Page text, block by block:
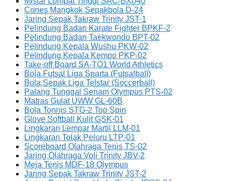
Cones Mangkok Sepakbola D-24
Jaring Sepak Takraw Trinity JST-1
Pelindung Badan Karate Fighter BPKF-2
Pelindung Badan Taekwondo BPT-02
Pelindung Kepala Wushu PKW-02
Pelindung Kepala Kempo PKP-02
Take-off Board SA-TO1 World Athletics
Bola Futsal Liga Sparta (Futsalball)
Bola Sepak Liga Telstar (Soccerball)
Palang Tunggal Senam Olympus PTS-02
Matras Gulat UWW GL-60B
Bola Tonnis STG-2 Top Spin
Glove Softball Kulit GSK-01
Lingkaran Lempar Martil LLM-01
Lingkaran Tolak Peluru LTP-01
Scoreboard Olahraga Tenis TS-02
Jaring Olahraga Voli Trinity JBV-2
Meja Tenis MDF-18 Olympus
Jaring Sepak Takraw Trinity JST-2